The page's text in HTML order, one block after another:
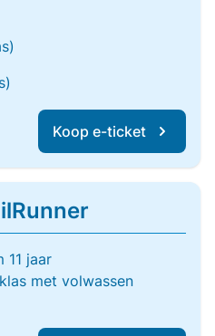
Koop e-ticket
11 jaar
met volwassen